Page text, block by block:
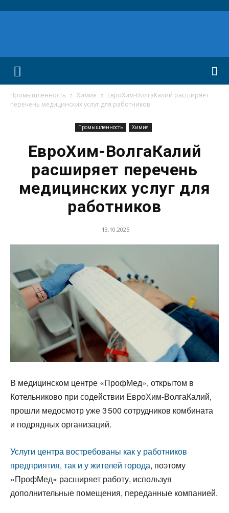
Промышленность Химия
ЕвроХим-ВолгаКалий расширяет
перечень медицинских услуг для работников
Промышленность Химия
ЕвроХим-ВолгаКалий
расширяет перечень
медицинских услуг для
работников
13.10.2025
В медицинском центре «ПрофМед», открытом в
Котельниково при содействии ЕвроХим-ВолгаКалий,
прошли медосмотр уже 3 500 сотрудников комбината
и подрядных организаций.
Услуги центра востребованы как у работников
предприятия, так и у жителей города, поэтому
«ПрофМед» расширяет работу, используя
дополнительные помещения, переданные компанией.